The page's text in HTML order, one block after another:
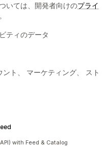
いては、開発者向けのプライ
ティのデータ
ト、 マーケティング、 スト
with Feed & Catalog